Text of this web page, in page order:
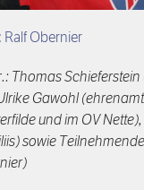
Ralf Obernier
Thomas
Gawohl
und im OV
sowie